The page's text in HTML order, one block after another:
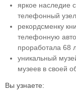
яркое наследие
телефонный узел
рекордсменку
телефонную
проработала 68
уникальный
музеев в своей
Вы узнаете: